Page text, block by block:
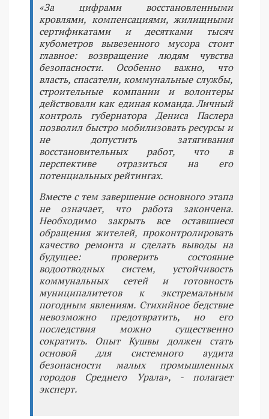
«За цифрами восстановленными
кровлями, компенсациями, жилищными
сертификатами и десятками тысяч
кубометров вывезенного мусора стоит
главное: возвращение людям чувства
безопасности. Особенно важно, что
власть, спасатели, коммунальные службы,
строительные компании и волонтеры
действовали как единая команда. Личный
контроль губернатора Дениса Паслера
позволил быстро мобилизовать ресурсы и
не допустить затягивания
восстановительных работ, что в
перспективе отразиться на его
потенциальных рейтингах.
Вместе с тем завершение основного этапа
не означает, что работа закончена.
Необходимо закрыть все оставшиеся
обращения жителей, проконтролировать
качество ремонта и сделать выводы на
будущее: проверить состояние
водоотводных систем, устойчивость
коммунальных сетей и готовность
муниципалитетов к экстремальным
погодным явлениям. Стихийное бедствие
невозможно предотвратить, но его
последствия можно существенно
сократить. Опыт Кушвы должен стать
основой для системного аудита
безопасности малых промышленных
городов Среднего Урала», - полагает
эксперт.